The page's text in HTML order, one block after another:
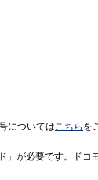
についてはこちら を
」が必要です。ドコ